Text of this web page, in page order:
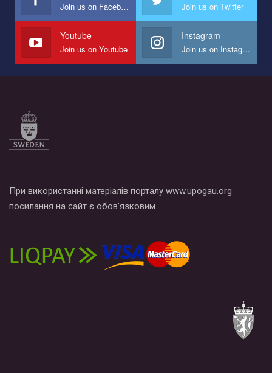
Мы просим вас поддержать нас и помочь нам реализовать
наш план по борьбе с насилием и дискриминацией на почве
СОГИ в Украине.
Все, что вам нужно сделать - это зайти на наш канал YouTube
Join us on Facebook Join us on Twitter
Youtube
Join us on Youtube
Instagram
Join us on Instagram
При використанні матеріалів порталу www.upogau.org
посилання на сайт є обов’язковим.